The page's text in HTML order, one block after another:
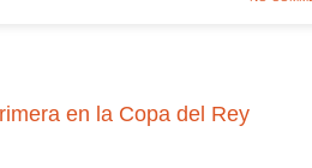
en la Copa del Rey